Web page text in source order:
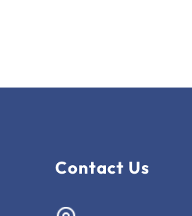
Contact Us